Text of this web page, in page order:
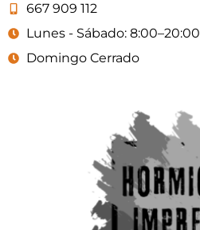
667 909 112
Lunes - Sábado: 8:00–20:00
Domingo Cerrado